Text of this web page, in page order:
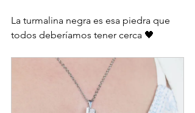
La turmalina negra es esa piedra que
todos deberíamos tener cerca 🖤